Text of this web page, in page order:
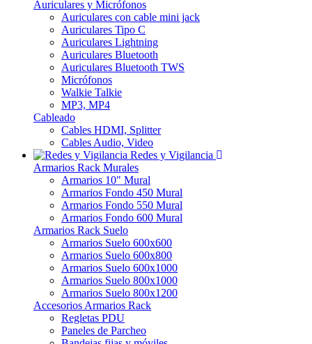
Auriculares y Micrófonos
Auriculares con cable mini jack
Auriculares Tipo C
Auriculares Lightning
Auriculares Bluetooth
Auriculares Bluetooth TWS
Micrófonos
Walkie Talkie
MP3, MP4
Cableado
Cables HDMI, Splitter
Cables Audio, Video
Redes y Vigilancia
Armarios Rack Murales
Armarios 10" Mural
Armarios Fondo 450 Mural
Armarios Fondo 550 Mural
Armarios Fondo 600 Mural
Armarios Rack Suelo
Armarios Suelo 600x600
Armarios Suelo 600x800
Armarios Suelo 600x1000
Armarios Suelo 800x1000
Armarios Suelo 800x1200
Accesorios Armarios Rack
Regletas PDU
Paneles de Parcheo